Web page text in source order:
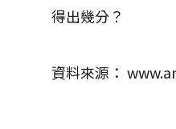
得出幾分？
資料來源：